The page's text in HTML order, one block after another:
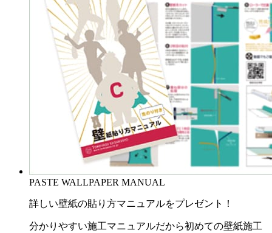
PASTE WALLPAPER MANUAL
詳しい壁紙の貼り方マニュアルをプレゼント！
分かりやすい施工マニュアルだから初めての壁紙施工